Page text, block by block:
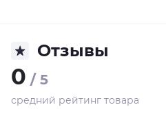
Отзывы
0 / 5
средний рейтинг товара